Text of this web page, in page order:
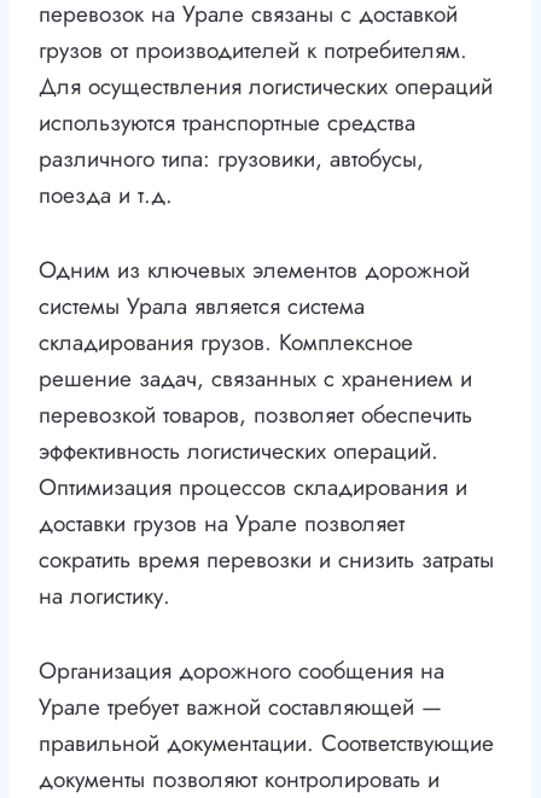
перевозок на Урале связаны с доставкой
грузов от производителей к потребителям.
Для осуществления логистических операций
используются транспортные средства
различного типа: грузовики, автобусы,
поезда и т.д.
Одним из ключевых элементов дорожной
системы Урала является система
складирования грузов. Комплексное
решение задач, связанных с хранением и
перевозкой товаров, позволяет обеспечить
эффективность логистических операций.
Оптимизация процессов складирования и
доставки грузов на Урале позволяет
сократить время перевозки и снизить затраты
на логистику.
Организация дорожного сообщения на
Урале требует важной составляющей —
правильной документации. Соответствующие
документы позволяют контролировать и